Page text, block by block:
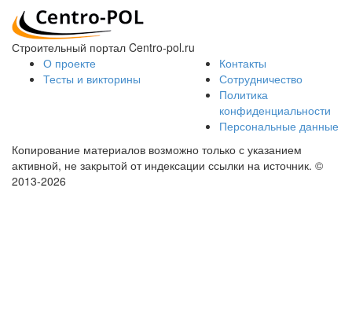
Строительный портал Centro-pol.ru
О проекте
Тесты и викторины
Контакты
Сотрудничество
Политика
конфиденциальности
Персональные данные
Копирование материалов возможно только с указанием
активной, не закрытой от индексации ссылки на источник. ©
2013-2026